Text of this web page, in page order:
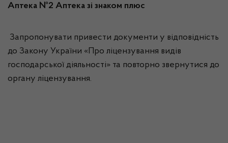
Аптека №2 Аптека зі знаком плюс
Запропонувати привести документи у відповідність
до Закону України «Про ліцензування видів
господарської діяльності» та повторно звернутися до
органу ліцензування.